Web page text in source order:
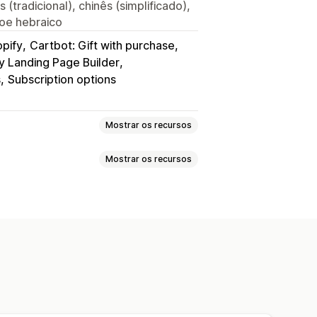
(tradicional), chinês (simplificado),
hebraico
Cartbot: Gift with purchase
Landing Page Builder
Subscription options
Mostrar os recursos
Mostrar os recursos